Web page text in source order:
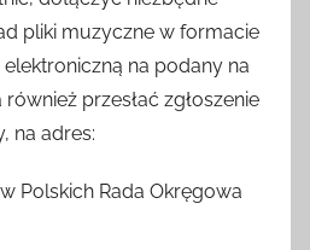
pliki muzyczne w formacie
na podany na
przesłać zgłoszenie
na adres:
Polskich Rada Okręgowa